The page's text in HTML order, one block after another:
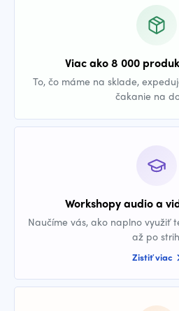
Viac ako 8 000
To, čo máme na sklade,
čakanie na
Workshopy audio a
Naučíme vás, ako naplno využiť
až po
Zistiť viac